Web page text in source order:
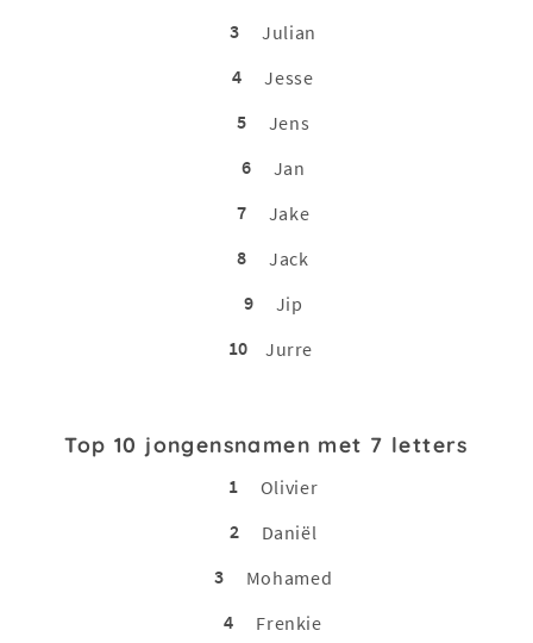
3
Julian
4
Jesse
5
Jens
6
Jan
7
Jake
8
Jack
9
Jip
10
Jurre
Top 10 jongensnamen met 7 letters
1
Olivier
2
Daniël
3
Mohamed
4
Frenkie